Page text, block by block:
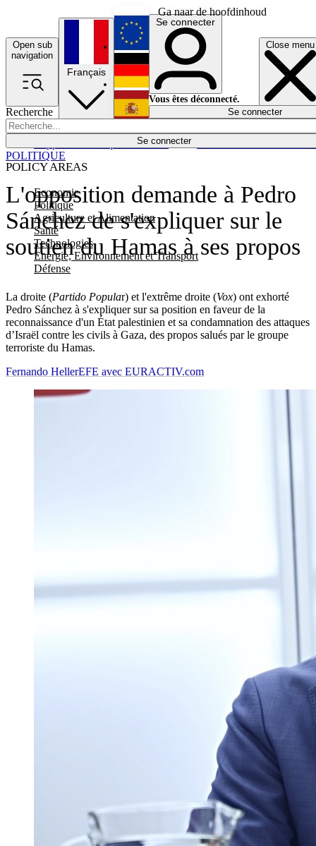
Ga naar de hoofdinhoud
Open sub
navigation
Close menu
Recherche
Se connecter
POLICY AREAS
Economie
Politique
Agriculture et Alimentation
Santé
Technologies
Energie, Environnement et Transport
Défense
Économie
Français
English
Deutsch
Español
Se connecter
Vous êtes déconnecté.
Se connecter
L'opposition demande à Pedro
Sánchez de s'expliquer sur le
soutien du Hamas à ses propos
La droite (Partido Popular) et l'extrême droite (Vox) ont exhorté
Pedro Sánchez à s'expliquer sur sa position en faveur de la
reconnaissance d'un État palestinien et sa condamnation des attaques
d’Israël contre les civils à Gaza, des propos salués par le groupe
terroriste du Hamas.
POLITIQUE
Fernando HellerEFE avec EURACTIV.com